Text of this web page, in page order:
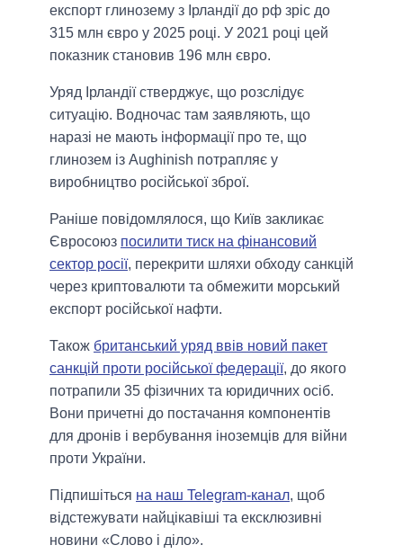
експорт глинозему з Ірландії до рф зріс до
315 млн євро у 2025 році. У 2021 році цей
показник становив 196 млн євро.
Уряд Ірландії стверджує, що розслідує
ситуацію. Водночас там заявляють, що
наразі не мають інформації про те, що
глинозем із Aughinish потрапляє у
виробництво російської зброї.
Раніше повідомлялося, що Київ закликає
Євросоюз посилити тиск на фінансовий
сектор росії, перекрити шляхи обходу санкцій
через криптовалюти та обмежити морський
експорт російської нафти.
Також британський уряд ввів новий пакет
санкцій проти російської федерації, до якого
потрапили 35 фізичних та юридичних осіб.
Вони причетні до постачання компонентів
для дронів і вербування іноземців для війни
проти України.
Підпишіться на наш Telegram-канал, щоб
відстежувати найцікавіші та ексклюзивні
новини «Слово і діло».